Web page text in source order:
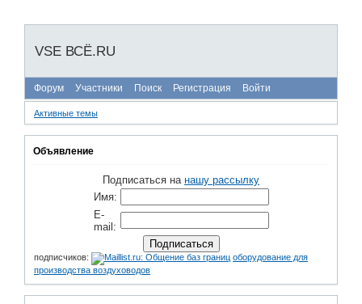
VSE ВСЁ.RU
Форум Участники Поиск Регистрация Войти
Активные темы
Объявление
Подписаться на нашу рассылку
Имя:
E-
mail:
подписчиков:
оборудование для
производства воздуховодов